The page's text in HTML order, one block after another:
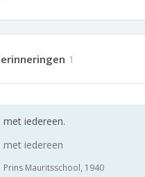
1
met iedereen.
met iedereen
Prins Mauritsschool, 1940